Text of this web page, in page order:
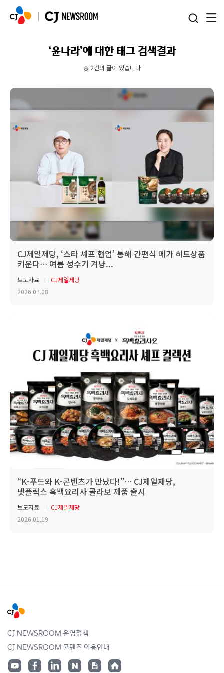
‘윤나라’에 대한 태그 검색결과
총 2건의 글이 있습니다
CJ제일제당, ‘스타 셰프 협업’ 통해 간편식 메가 히트상품
키운다… 여름 성수기 겨냥...
보도자료
CJ제일제당
2026.07.08
“K-푸드와 K-콘텐츠가 만났다!”… CJ제일제당,
넷플릭스 흑백요리사 콜라보 제품 출시
보도자료
CJ제일제당
2026.01.19
CJ NEWSROOM 운영정책
CJ NEWSROOM 콘텐츠 이용안내